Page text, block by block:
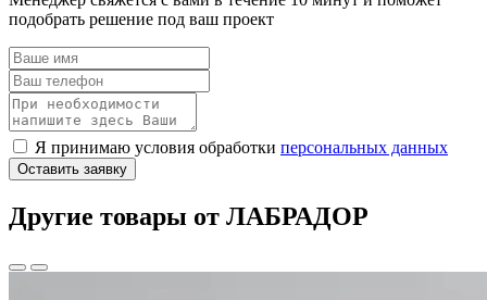
подобрать решение под ваш проект
Я принимаю условия обработки персональных данных
Оставить заявку
Другие товары от ЛАБРАДОР